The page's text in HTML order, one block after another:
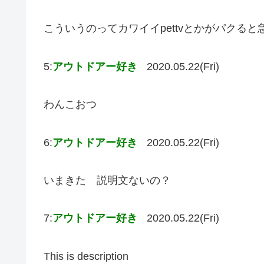
こういうのってカワイイpettvとかがパクると
5:アウトドアー好き 2020.05.22(Fri)
わんこおつ
6:アウトドアー好き 2020.05.22(Fri)
いまきた 説明文ないの？
7:アウトドアー好き 2020.05.22(Fri)
This is description